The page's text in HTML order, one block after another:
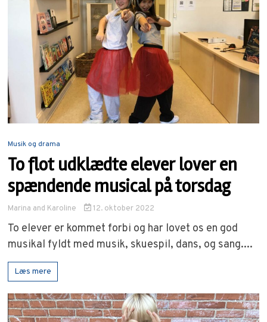
Musik og drama
To flot udklædte elever lover en
spændende musical på torsdag
Marina and Karoline 12. oktober 2022
To elever er kommet forbi og har lovet os en god
musikal fyldt med musik, skuespil, dans, og sang....
Læs mere